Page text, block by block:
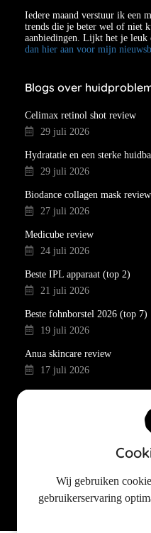
Iedere maand verstuur ik een
trends die je beter wel of niet
aanbiedingen. Lijkt het je leuk
dan hier aan voor mijn
Blogs over
Celimax retinol shot review
29 juli 2026
Hydratatie en een sterke
29 juli 2026
Biodance collagen mask review
27 juli 2026
Medicube review
24 juli 2026
Beste IPL apparaat (top 2)
21 juli 2026
Beste fohnborstel 2026 (top 7)
19 juli 2026
Anua skincare review
17 juli 2026
Retinol routine voor de eerste
10 juli 2026
Wij gebruiken
gebruikerservaring